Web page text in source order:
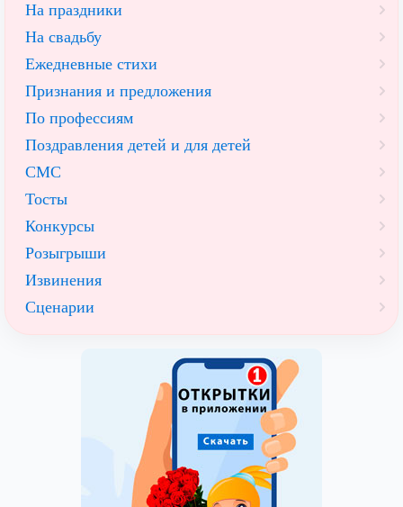
На праздники
На свадьбу
Ежедневные стихи
Признания и предложения
По профессиям
Поздравления детей и для детей
СМС
Тосты
Конкурсы
Розыгрыши
Извинения
Сценарии